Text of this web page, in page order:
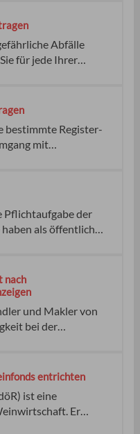
statt. Das
sich in
Abfälle
für jede Ihrer
Die
wird auch
erfüllt. Nutzen
bestimmte Register-
mit
eine
1 bis 4 Wochen
Pflichtaufgabe der
als öffentlich-
Kommune
oder
nach
und Makler von
bei der
Sie
beifügen.
angezeigt und Ihre
geändert, so
entrichten
ist eine
Er